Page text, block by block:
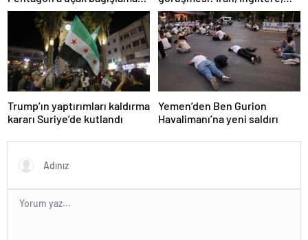
teklif etti
Fransa ve Almanya buluşacak
Trump’ın yaptırımları kaldırma
kararı Suriye’de kutlandı
Yemen’den Ben Gurion
Havalimanı’na yeni saldırı